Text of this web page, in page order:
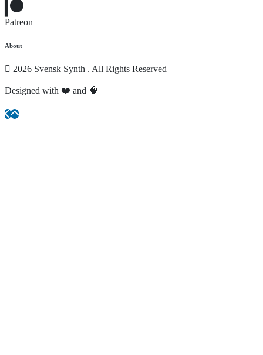
Patreon
About
2026 Svensk Synth . All Rights Reserved
Designed with ❤️ and 🧠